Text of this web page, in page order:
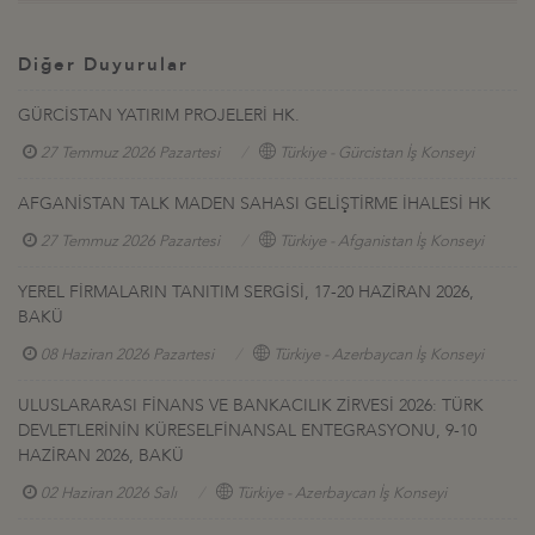
Diğer Duyurular
GÜRCİSTAN YATIRIM PROJELERİ HK.
27 Temmuz 2026 Pazartesi Türkiye - Gürcistan İş Konseyi
AFGANİSTAN TALK MADEN SAHASI GELİŞTİRME İHALESİ HK
27 Temmuz 2026 Pazartesi Türkiye - Afganistan İş Konseyi
YEREL FİRMALARIN TANITIM SERGİSİ, 17-20 HAZİRAN 2026,
BAKÜ
08 Haziran 2026 Pazartesi Türkiye - Azerbaycan İş Konseyi
ULUSLARARASI FİNANS VE BANKACILIK ZİRVESİ 2026: TÜRK
DEVLETLERİNİN KÜRESELFİNANSAL ENTEGRASYONU, 9-10
HAZİRAN 2026, BAKÜ
02 Haziran 2026 Salı Türkiye - Azerbaycan İş Konseyi